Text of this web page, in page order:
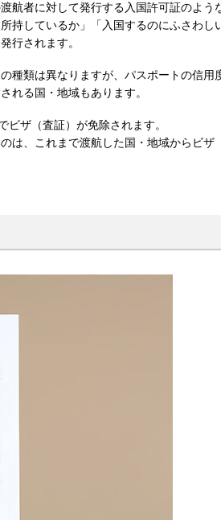
航者に対して発行する入国許可証のよう
持しているか」「入国するのにふさわし
行されます。
種類は異なりますが、パスポートの信用
れる国・地域もあります。
ザ（査証）が免除されます。
は、これまで渡航した国・地域からビザ